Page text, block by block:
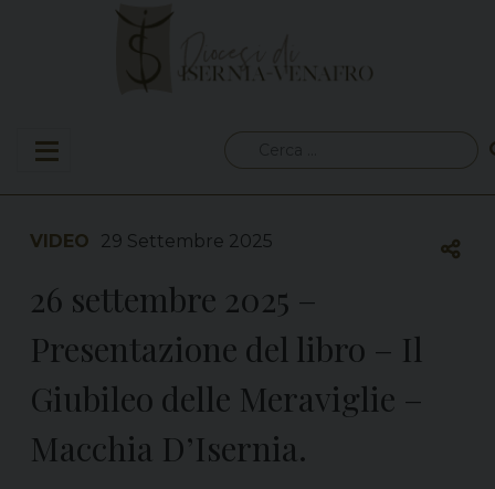
per:
VIDEO 29 Settembre 2025
26 settembre 2025 –
Presentazione del libro – Il
Giubileo delle Meraviglie –
Macchia D’Isernia.